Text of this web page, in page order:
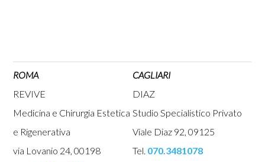
ROMA
REVIVE
Medicina e Chirurgia Estetica
e Rigenerativa
via Lovanio 24, 00198
CAGLIARI
DIAZ
Studio Specialistico Privato
Viale Diaz 92, 09125
Tel. 070.3481078